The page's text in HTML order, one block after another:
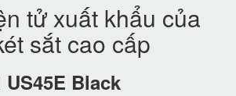
tử xuất khẩu của
sắt cao cấp
Black